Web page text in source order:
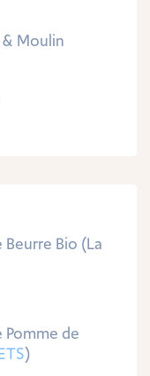
& Moulin
Bio (La
de
)